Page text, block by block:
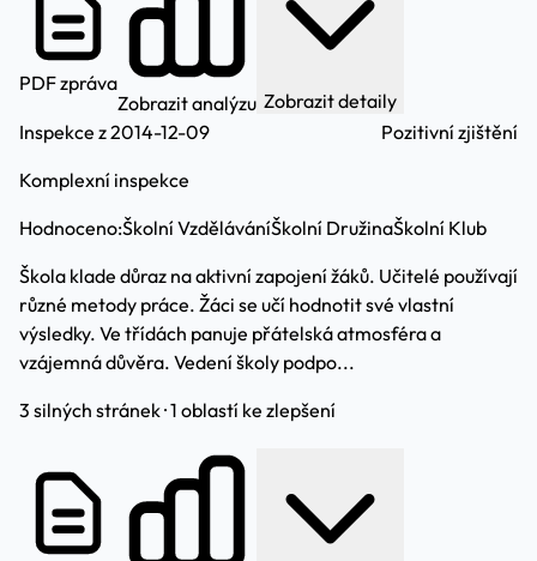
PDF zpráva
Zobrazit analýzu Zobrazit detaily
Inspekce z 2014-12-09
Komplexní inspekce
Pozitivní zjištění
Hodnoceno:Školní VzděláváníŠkolní DružinaŠkolní Klub
Škola klade důraz na aktivní zapojení žáků. Učitelé používají
různé metody práce. Žáci se učí hodnotit své vlastní
výsledky. Ve třídách panuje přátelská atmosféra a
vzájemná důvěra. Vedení školy podpo...
3 silných stránek · 1 oblastí ke zlepšení